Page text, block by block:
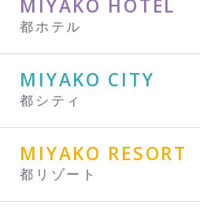
MIYAKO HOTEL
都ホテル
MIYAKO CITY
都シティ
MIYAKO RESORT
都リゾート